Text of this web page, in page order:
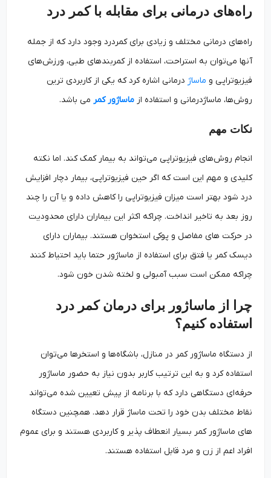
راه‌های درمانی برای مقابله با کمر درد
راه‌های درمانی مختلف و زیادی برای کمردرد وجود دارد که از جمله
آنها می‌توان به استراحت، استفاده از کمربندهای طبی، ورزش‌های
فیزیوتراپی وماساژدرمانی اشاره کرد که یکی از کاربردی ترین
روش‌ها، ماساژدرمانی و استفاده ازماساژور کمرمی باشد.
نکات مهم
انجام روش‌های فیزیوتراپی می‌تواند به بیمار کمک کند. اما نکته
کلیدی و مهم این است که اگر حین فیزیوتراپی، بیمار دچار افزایش
درد شود بهتر است میزان فیزیوتراپی را کاهش داده و یا آن را چند
روز بعد به تاخیر انداخت. چراکه اکثر این بیماران دارای محدودیت
در حرکت های مفاصل و پوکی استخوان هستند. بیماران دارای
دیسک کمر یا فتق برای استفاده از ماساژور حتما باید احتیاط کنند
چراکه ممکن است سبب آمبولی و لخته شدن خون شود.
چرا از ماساژور برای درمان کمر درد
استفاده کنیم؟
از دستگاه ماساژور کمر در منازل، باشگاه‌ها و استخرها می‌توان
استفاده کرد و به این ترتیب کاربر بدون نیاز به حضور ماساژور
حرفه‌ای دستگاهی دارد که با برنامه از پیش تعیین شده می‌تواند
نقاط مختلف بدن خود را تحت ماساژ قرار دهد. همچنین دستگاه
های ماساژور کمر بسیار انعطاف پذیر و کاربردی هستند و برای عموم
افراد اعم از زن و مرد قابل استفاده هستند.